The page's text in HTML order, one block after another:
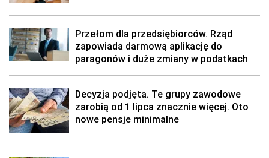
Przełom dla przedsiębiorców. Rząd
zapowiada darmową aplikację do
paragonów i duże zmiany w podatkach
Decyzja podjęta. Te grupy zawodowe
zarobią od 1 lipca znacznie więcej. Oto
nowe pensje minimalne